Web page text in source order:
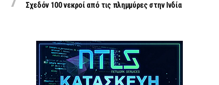
Σχεδόν 100 νεκροί από τις πλημμύρες στην Ινδία